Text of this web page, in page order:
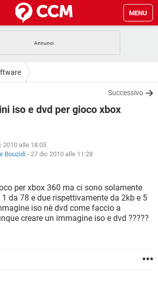
MENU
WHATSAPP
FACEBOOK
GAMING
ANDROID
WHATSAPP
FACEBOOK
WINDOWS 10
WHATSAPP
Successivo
iso e dvd per gioco xbox
2010 alle 18:05
Bouzidi - 27 dic 2010 alle 11:28
per xbox 360 ma ci sono solamente
da 78 e due rispettivamente da 2kb e 5
iso nè dvd come faccio a
creare un immagine iso e dvd ?????